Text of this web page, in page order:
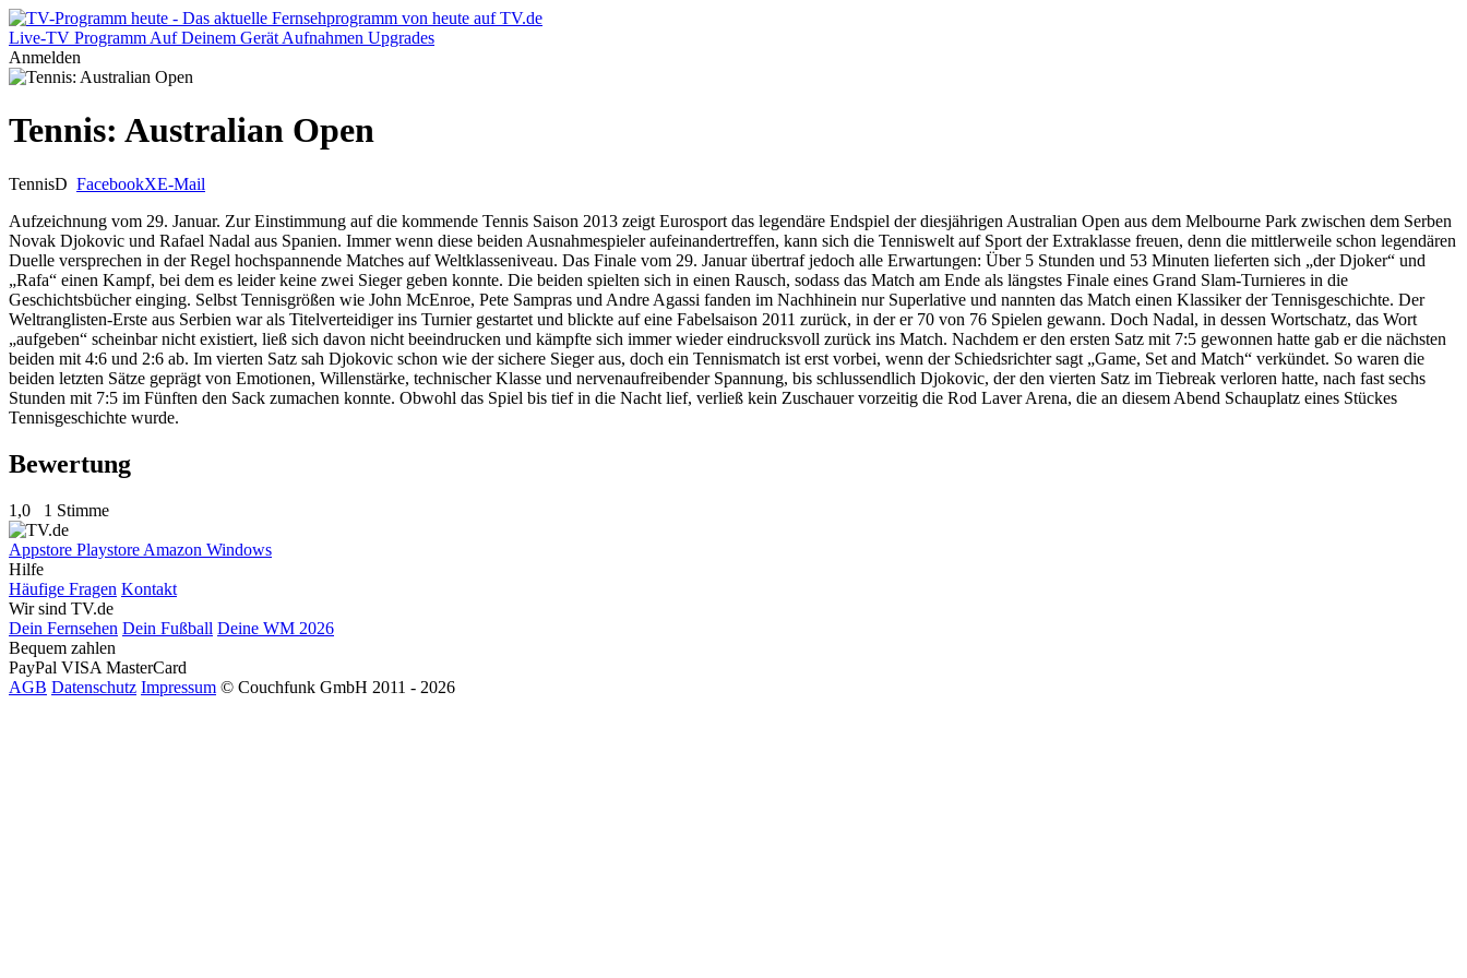
Live-TV Programm Auf Deinem Gerät Aufnahmen Upgrades
Anmelden
Tennis: Australian Open
TennisD FacebookXE-Mail
Aufzeichnung vom 29. Januar. Zur Einstimmung auf die kommende Tennis Saison 2013 zeigt Eurosport das legendäre Endspiel der diesjährigen Australian Open aus dem Melbourne Park zwischen dem Serben
Novak Djokovic und Rafael Nadal aus Spanien. Immer wenn diese beiden Ausnahmespieler aufeinandertreffen, kann sich die Tenniswelt auf Sport der Extraklasse freuen, denn die mittlerweile schon legendären
Duelle versprechen in der Regel hochspannende Matches auf Weltklasseniveau. Das Finale vom 29. Januar übertraf jedoch alle Erwartungen: Über 5 Stunden und 53 Minuten lieferten sich „der Djoker“ und
„Rafa“ einen Kampf, bei dem es leider keine zwei Sieger geben konnte. Die beiden spielten sich in einen Rausch, sodass das Match am Ende als längstes Finale eines Grand Slam-Turnieres in die
Geschichtsbücher einging. Selbst Tennisgrößen wie John McEnroe, Pete Sampras und Andre Agassi fanden im Nachhinein nur Superlative und nannten das Match einen Klassiker der Tennisgeschichte. Der
Weltranglisten-Erste aus Serbien war als Titelverteidiger ins Turnier gestartet und blickte auf eine Fabelsaison 2011 zurück, in der er 70 von 76 Spielen gewann. Doch Nadal, in dessen Wortschatz, das Wort
„aufgeben“ scheinbar nicht existiert, ließ sich davon nicht beeindrucken und kämpfte sich immer wieder eindrucksvoll zurück ins Match. Nachdem er den ersten Satz mit 7:5 gewonnen hatte gab er die nächsten
beiden mit 4:6 und 2:6 ab. Im vierten Satz sah Djokovic schon wie der sichere Sieger aus, doch ein Tennismatch ist erst vorbei, wenn der Schiedsrichter sagt „Game, Set and Match“ verkündet. So waren die
beiden letzten Sätze geprägt von Emotionen, Willenstärke, technischer Klasse und nervenaufreibender Spannung, bis schlussendlich Djokovic, der den vierten Satz im Tiebreak verloren hatte, nach fast sechs
Stunden mit 7:5 im Fünften den Sack zumachen konnte. Obwohl das Spiel bis tief in die Nacht lief, verließ kein Zuschauer vorzeitig die Rod Laver Arena, die an diesem Abend Schauplatz eines Stückes
Tennisgeschichte wurde.
Bewertung
1,0 1 Stimme
Appstore Playstore Amazon Windows
Hilfe
Häufige Fragen Kontakt
Wir sind TV.de
Dein Fernsehen Dein Fußball Deine WM 2026
Bequem zahlen
PayPal VISA MasterCard
AGB Datenschutz Impressum © Couchfunk GmbH 2011 - 2026